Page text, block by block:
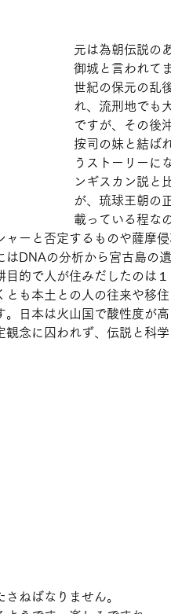
元は為朝伝説の
御城と言われて
世紀の保元の乱
れ、流刑地でも
ですが、その後
按司の妹と結ば
うストーリーに
ンギスカン説と
が、琉球王朝の
載っている程な
ーと否定するものや薩摩
DNAの分析から宮古島の
的で人が住みだしたのは
も本土との人の往来や移
日本は火山国で酸性度が
念に囚われず、伝説と科
ねばなりません。